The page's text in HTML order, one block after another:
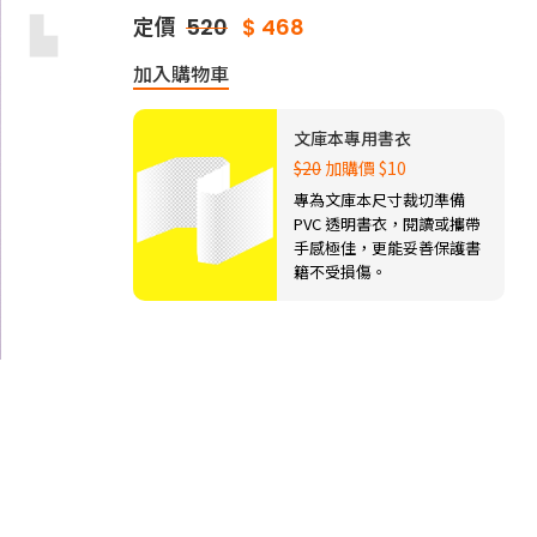
▙ 定價 520 $ 468
加入購物車
文庫本專用書衣
$20 加購價 $10
專為文庫本尺寸裁切準備
PVC 透明書衣，閱讀或攜帶
手感極佳，更能妥善保護書
籍不受損傷。